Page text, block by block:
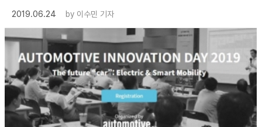
2019.06.24
by 이수민 기자